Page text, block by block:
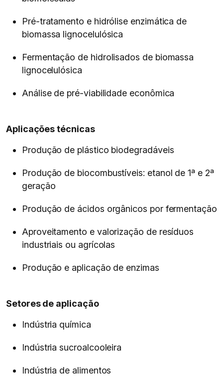
Pré-tratamento e hidrólise enzimática de
biomassa lignocelulósica
Fermentação de hidrolisados de biomassa
lignocelulósica
Análise de pré-viabilidade econômica
Aplicações técnicas
Produção de plástico biodegradáveis
Produção de biocombustíveis: etanol de 1ª e 2ª
geração
Produção de ácidos orgânicos por fermentação
Aproveitamento e valorização de resíduos
industriais ou agrícolas
Produção e aplicação de enzimas
Setores de aplicação
Indústria química
Indústria sucroalcooleira
Indústria de alimentos